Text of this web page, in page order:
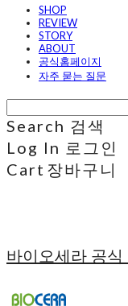
SHOP
REVIEW
STORY
ABOUT
공식홈페이지
자주 묻는 질문
Search 검색
Log In 로그인
Cart 장바구니
바이오세라 공식